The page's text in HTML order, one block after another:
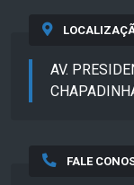
AV.
FALE